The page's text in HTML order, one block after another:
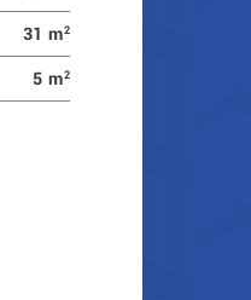
31 m2
5 m2